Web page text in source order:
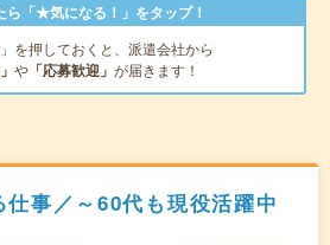
ら「★気になる！」をタップ！
」を押しておくと、派遣会社から
や 「応募歓迎」 が届きます！
事／～60代も現役活躍中